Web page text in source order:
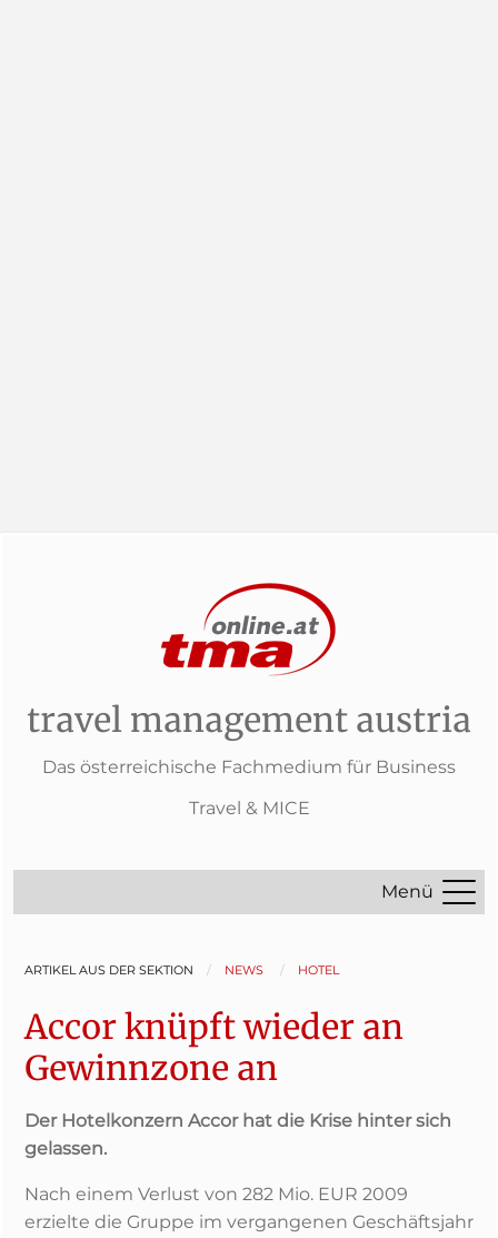
travel management austria
Das österreichische Fachmedium für Business
Travel & MICE
Menü
ARTIKEL AUS DER SEKTION NEWS HOTEL
Accor knüpft wieder an
Gewinnzone an
Der Hotelkonzern Accor hat die Krise hinter sich
gelassen.
Nach einem Verlust von 282 Mio. EUR 2009
erzielte die Gruppe im vergangenen Geschäftsjahr